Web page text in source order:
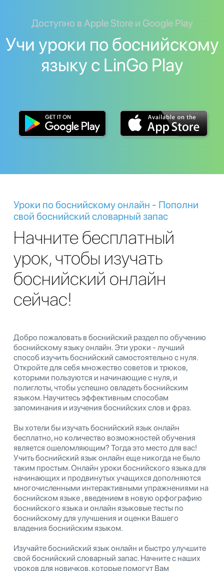
Доступно в Apple Store и Google Play
Учи уроки по боснийскому
языку с LinGo Play
Уроки по боснийскому онлайн - Пополни
свой боснийский словарный запас
Начните бесплатный
урок, чтобы изучать
боснийский онлайн
сейчас!
Добро пожаловать в боснийский раздел по обучению
боснийскому языку онлайн. Эти уроки - лучший
способ изучить боснийский самостоятельно с нуля.
Откройте для себя множество советов и трюков,
которыми пользуются и начинающие с нуля, и
полиглоты, чтобы успешно овладеть боснийским
языком. Научитесь эффективным способам
запоминания и изучения боснийских слов и фраз.
Вы хотели бы изучать боснийский язык онлайн
бесплатно, но количество возможностей обучения
является ошеломляющим? Тогда это место для вас!
Учить боснийский язык онлайн еще никогда не было
таким простым. Онлайн уроки боснийского языка для
начинающих и продвинутых учащихся дополняются
многочисленными интерактивными упражнениями на
боснийском языке , введением в новую орфографию
боснийского языка и онлайн языковые тесты по
боснийскому для улучшения и оценки Вашего
владения боснийским языком.
Изучайте боснийский язык онлайн и быстро улучшите
свой боснийский словарный запас. Начните с наших
уроков для новичков, которые помогут Вам